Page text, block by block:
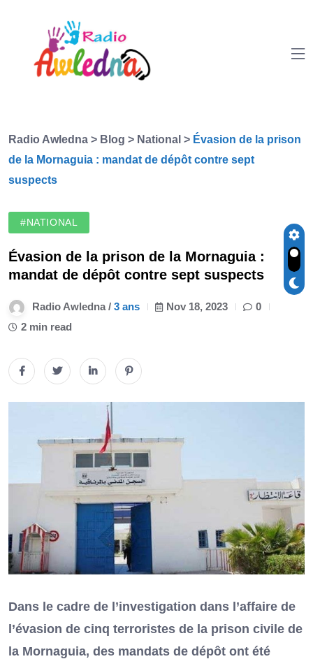
Radio Awledna > Blog > National > Évasion de la prison
de la Mornaguia : mandat de dépôt contre sept
suspects
#NATIONAL
Évasion de la prison de la Mornaguia :
mandat de dépôt contre sept suspects
Radio Awledna / 3 ans Nov 18, 2023
0
2 min read
Dans le cadre de l’investigation dans l’affaire de
l’évasion de cinq terroristes de la prison civile de
la Mornaguia, des mandats de dépôt ont été